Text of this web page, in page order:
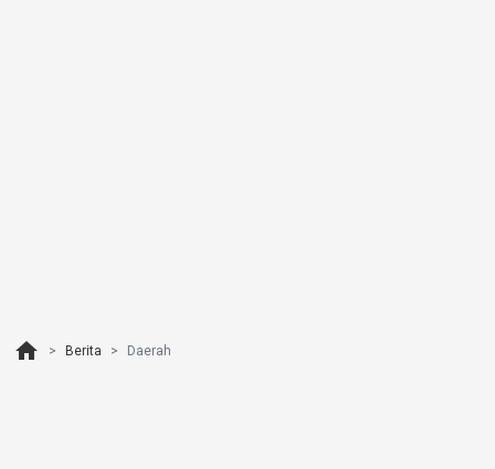
home Berita Daerah